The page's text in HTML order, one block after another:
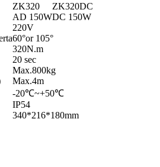
ZK320
ZK320DC
AD 150WDC 150W
220V
60°or 105°
320N.m
20 sec
Max.800kg
Max.4m
-20℃~+50℃
IP54
340*216*180mm